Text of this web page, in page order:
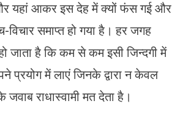
यहां आकर इस देह में क्यों फंस गई और
समाप्त हो गया है। हर जगह
जाता है कि कम से कम इसी जिन्दगी में
में लाएं जिनके द्वारा न केवल
राधास्वामी मत देता है।